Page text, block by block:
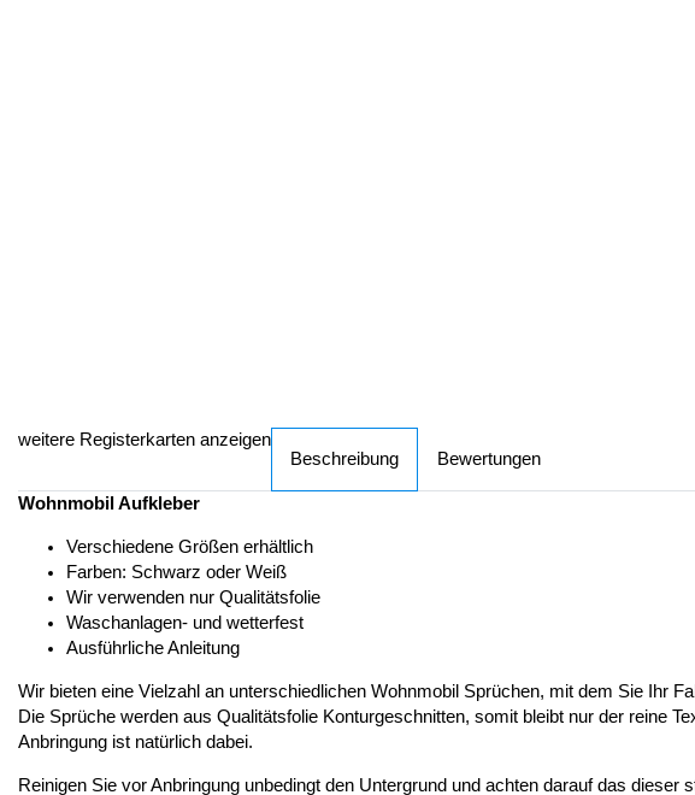
weitere Registerkarten anzeigen
Beschreibung
Bewertungen
Wohnmobil Aufkleber
Verschiedene Größen erhältlich
Farben: Schwarz oder Weiß
Wir verwenden nur Qualitätsfolie
Waschanlagen- und wetterfest
Ausführliche Anleitung
Wir bieten eine Vielzahl an unterschiedlichen Wohnmobil Sprüchen, mit dem Sie Ihr
Die Sprüche werden aus Qualitätsfolie Konturgeschnitten, somit bleibt nur der reine
Anbringung ist natürlich dabei.
Reinigen Sie vor Anbringung unbedingt den Untergrund und achten darauf das